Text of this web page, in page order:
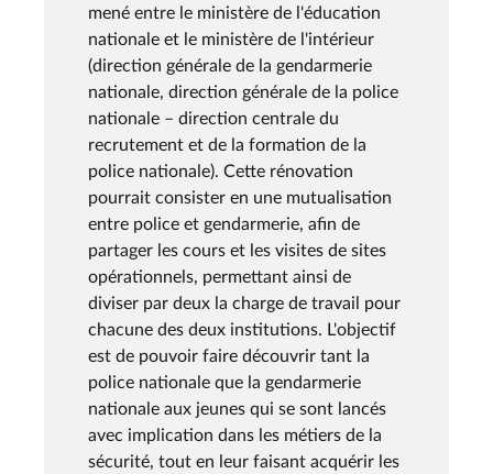
mené entre le ministère de l'éducation
nationale et le ministère de l'intérieur
(direction générale de la gendarmerie
nationale, direction générale de la police
nationale – direction centrale du
recrutement et de la formation de la
police nationale). Cette rénovation
pourrait consister en une mutualisation
entre police et gendarmerie, afin de
partager les cours et les visites de sites
opérationnels, permettant ainsi de
diviser par deux la charge de travail pour
chacune des deux institutions. L'objectif
est de pouvoir faire découvrir tant la
police nationale que la gendarmerie
nationale aux jeunes qui se sont lancés
avec implication dans les métiers de la
sécurité, tout en leur faisant acquérir les